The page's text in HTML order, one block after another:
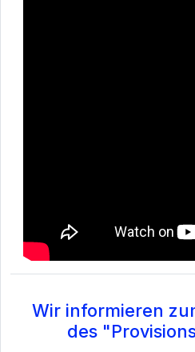
Wir informieren
des